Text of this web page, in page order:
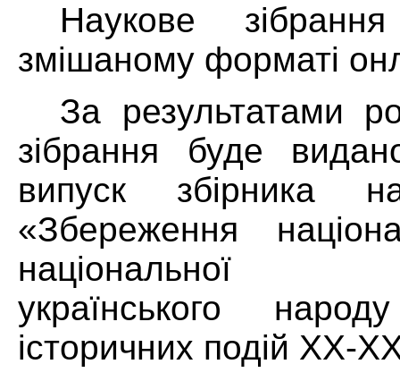
Наукове
змішаному форматі
За результатами
зібрання буде
випуск збірника
«Збереження
національної
українського
історичних подій ХХ-